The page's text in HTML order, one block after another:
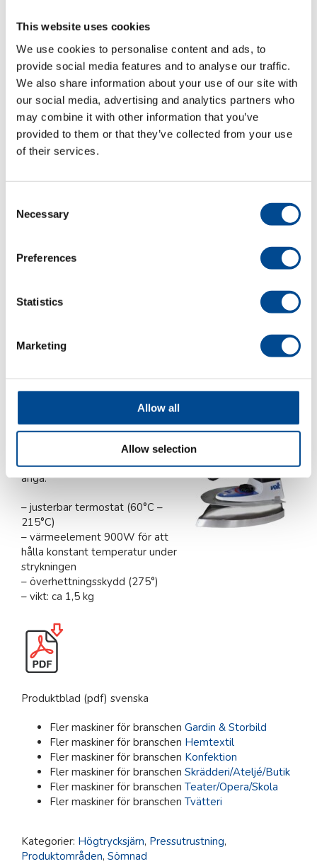
This website uses cookies
We use cookies to personalise content and ads, to
provide social media features and to analyse our traffic.
We also share information about your use of our site with
our social media, advertising and analytics partners who
may combine it with other information that you’ve
provided to them or that they’ve collected from your use
of their services.
Selection
Necessary
Preferences
Statistics
Marketing
Allow all
Allow selection
Produktblad (pdf) svenska
Veit HS 2003
Extra smalt högtrycksjärn med
elektronisk termostat “sömklyvarjärn”
Detta järn är speciellt utformat
för strykning av sömmar. Den
smala formen på sulan öppnar
till exakt rätt ställe. Den smala
märken på plagget.
– Strykyta 200 x 40 mm
Högtrycksjärn med bimetall termostat
Ergonomiskt utformat handtag
med integrerad kontaktor för
ånga.
– justerbar termostat (60°C –
215°C)
– värmeelement 900W för att
hålla konstant temperatur under
strykningen
– överhettningsskydd (275°)
– vikt: ca 1,5 kg
Produktblad (pdf) svenska
Fler maskiner för branschen Gardin & Storbild
Fler maskiner för branschen Hemtextil
Fler maskiner för branschen Konfektion
Fler maskiner för branschen Skrädderi/Ateljé/Butik
Fler maskiner för branschen Teater/Opera/Skola
Fler maskiner för branschen Tvätteri
Kategorier: Högtrycksjärn, Pressutrustning,
Produktområden, Sömnad